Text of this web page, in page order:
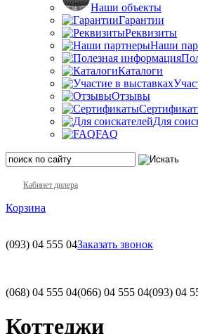
Наши объекты
Гарантии
Реквизиты
Наши
Каталоги
Отзывы
Для
FAQ
Кабинет дилера
Корзина
(093) 04 555 04Заказать звонок
(068) 04 555 04(066) 04 555 04(093) 04
Коттеджи